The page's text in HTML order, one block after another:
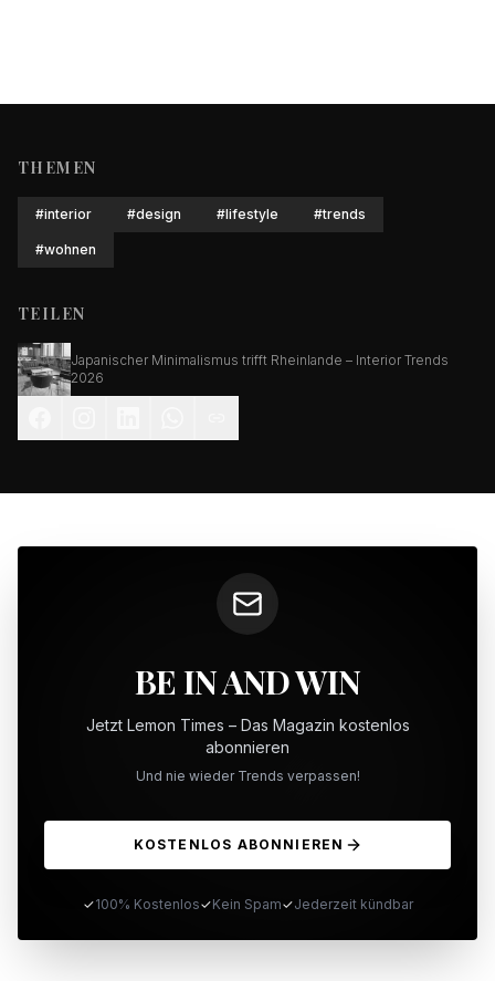
THEMEN
#interior #design #lifestyle #trends
#wohnen
TEILEN
Japanischer Minimalismus trifft Rheinlande – Interior Trends
2026
BE IN AND WIN
Jetzt Lemon Times – Das Magazin kostenlos
abonnieren
Und nie wieder Trends verpassen!
KOSTENLOS ABONNIEREN
✓100% Kostenlos✓Kein Spam✓Jederzeit kündbar